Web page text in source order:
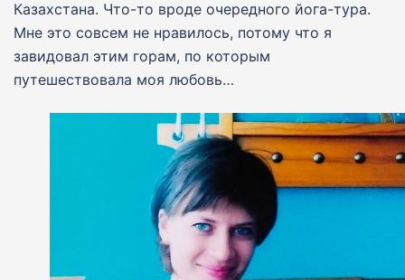
Казахстана. Что-то вроде очередного йога-тура.
Мне это совсем не нравилось, потому что я
завидовал этим горам, по которым
путешествовала моя любовь…